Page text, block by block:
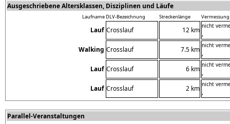
Ausgeschriebene Altersklassen, Disziplinen und Läufe
LaufnameDLV-Bezeichnung Streckenlänge Vermessung
Lauf Crosslauf 12 km nicht
,
Walking Crosslauf 7.5 km nicht
,
Lauf Crosslauf 6 km nicht
,
Lauf Crosslauf 2 km nicht
,
Parallel-Veranstaltungen